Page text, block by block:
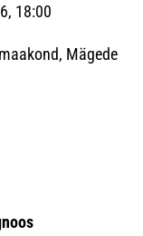
18:00
Mägede